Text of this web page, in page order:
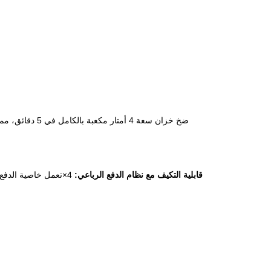
2. قابلية التكيف مع نظام الدفع الرباعي: ×تعمل خاصية